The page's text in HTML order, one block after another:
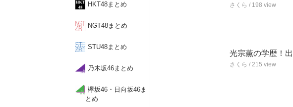
HKT48まとめ
NGT48まとめ
STU48まとめ
乃木坂46まとめ
欅坂46・日向坂46ま
とめ
さくら / 198 view
光宗薫の学歴！
さくら / 215 view